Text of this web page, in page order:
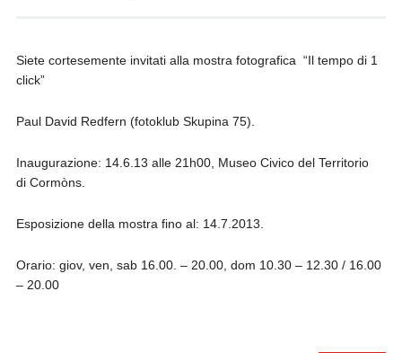
Siete cortesemente invitati alla mostra fotografica “Il tempo di 1
click”
Paul David Redfern (fotoklub Skupina 75).
Inaugurazione: 14.6.13 alle 21h00, Museo Civico del Territorio
di Cormòns.
Esposizione della mostra fino al: 14.7.2013.
Orario: giov, ven, sab 16.00. – 20.00, dom 10.30 – 12.30 / 16.00
– 20.00